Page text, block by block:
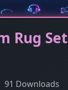
Rug Set
91 Downloads